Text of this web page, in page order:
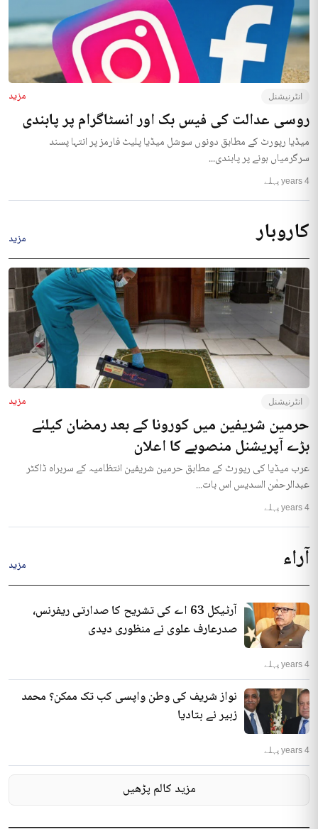
انٹرنیشنل مزید
روسی عدالت کی فیس بک اور انسٹاگرام پر پابندی
میڈیا رپورٹ کے مطابق دونوں سوشل میڈیا پلیٹ فارمز پر انتہا پسند
سرگرمیاں ہونے پر پابندی...
4 years پہلے
کاروبار مزید
انٹرنیشنل مزید
حرمین شریفین میں کورونا کے بعد رمضان کیلئے
بڑے آپریشنل منصوبے کا اعلان
عرب میڈیا کی رپورٹ کے مطابق حرمین شریفین انتظامیہ کے سربراہ ڈاکٹر
عبدالرحمٰن السدیس اس بات...
4 years پہلے
آراء مزید
آرٹیکل 63 اے کی تشریح کا صدارتی ریفرنس،
صدرعارف علوی نے منظوری دیدی
4 years پہلے
نواز شریف کی وطن واپسی کب تک ممکن؟ محمد
زبیر نے بتادیا
4 years پہلے
مزید کالم پڑھیں